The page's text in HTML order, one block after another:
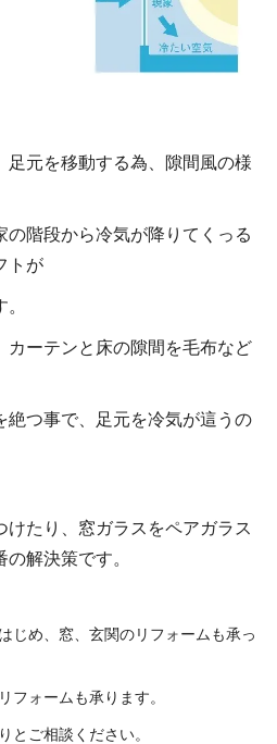
元を移動する為、隙間風の様
階段から冷気が降りてくっる
トが
ーテンと床の隙間を毛布など
つ事で、足元を冷気が這うの
たり、窓ガラスをペアガラス
解決策です。
じめ、窓、玄関のリフォームも承っ
フォームも承ります。
とご相談ください。